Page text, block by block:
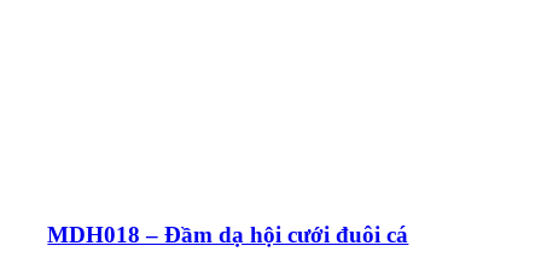
MDH018 – Đầm dạ hội cưới đuôi cá